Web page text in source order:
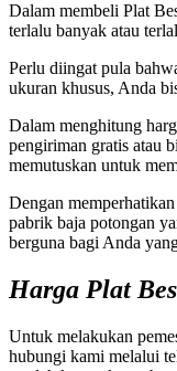
Dalam membeli Plat
terlalu banyak atau
Perlu diingat pula
ukuran khusus, Anda
Dalam menghitung
pengiriman gratis atau
memutuskan untuk
Dengan
pabrik baja potongan
berguna bagi Anda
Harga Plat
Untuk melakukan
hubungi kami melalui